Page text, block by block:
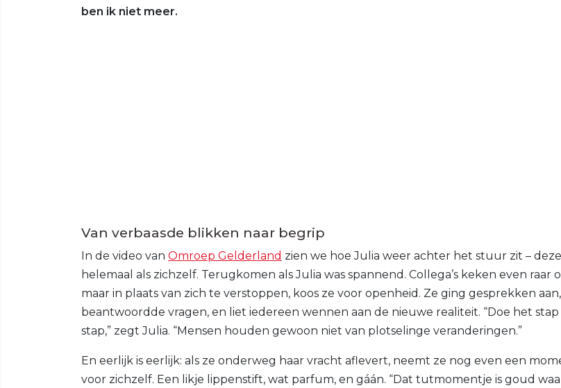
ben ik niet meer.
Van verbaasde blikken naar begrip
In de video van Omroep Gelderland zien we hoe Julia weer achter het stuur zit –
helemaal als zichzelf. Terugkomen als Julia was spannend. Collega’s keken even raar
maar in plaats van zich te verstoppen, koos ze voor openheid. Ze ging gesprekken aan,
beantwoordde vragen, en liet iedereen wennen aan de nieuwe realiteit. “Doe het
stap,” zegt Julia. “Mensen houden gewoon niet van plotselinge veranderingen.”
En eerlijk is eerlijk: als ze onderweg haar vracht aflevert, neemt ze nog even een
voor zichzelf. Een likje lippenstift, wat parfum, en gáán. “Dat tutmomentje is goud